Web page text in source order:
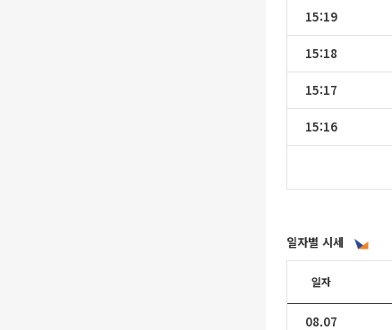
15:19
15:18
15:17
15:16
일자별 시세
일자
08.07